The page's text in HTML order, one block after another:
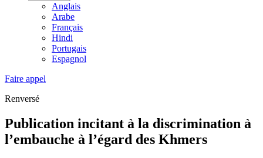
Anglais
Arabe
Français
Hindi
Portugais
Espagnol
Faire appel
Renversé
Publication incitant à la discrimination à
l’embauche à l’égard des Khmers